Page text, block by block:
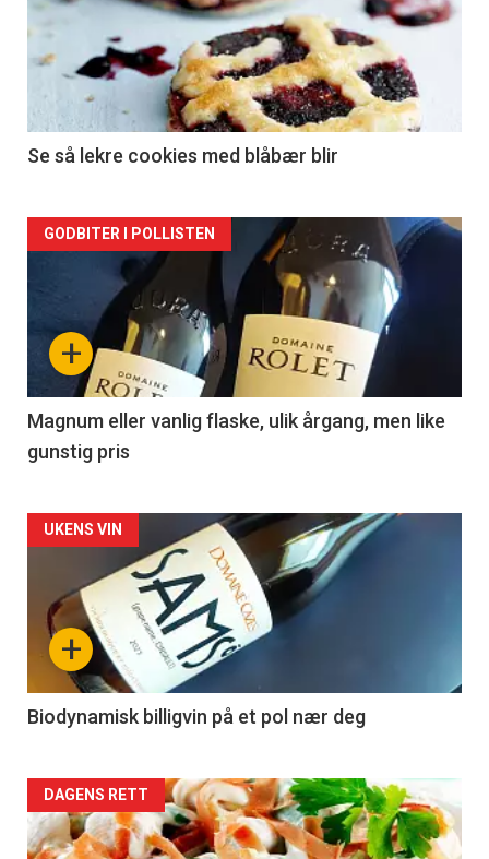
akkurat
nå
2
Se så lekre cookies med blåbær blir
Forsiden
akkurat
nå
3
+
GODBITER I POLLISTEN
Magnum eller vanlig flaske, ulik årgang, men like
gunstig pris
Forsiden
akkurat
nå
4
+
UKENS VIN
Biodynamisk billigvin på et pol nær deg
Forsiden
akkurat
DAGENS RETT